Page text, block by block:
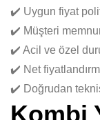
✔️ Uygun fiyat
✔️ Müşteri
✔️ Acil ve özel
✔️ Net
✔️ Doğrudan
Kombi